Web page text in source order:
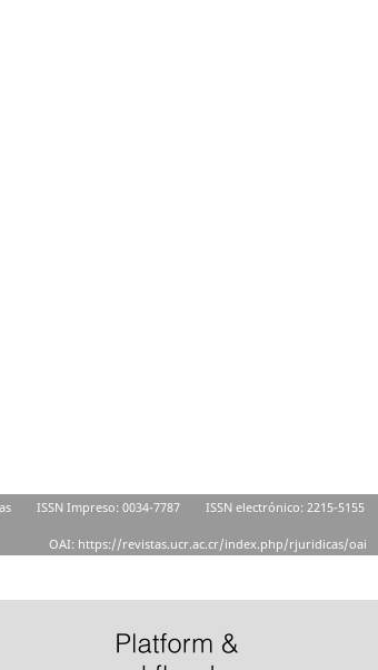
ISSN Impreso: 0034-7787 ISSN electrónico: 2215-5155
OAI: https://revistas.ucr.ac.cr/index.php/rjuridicas/oai